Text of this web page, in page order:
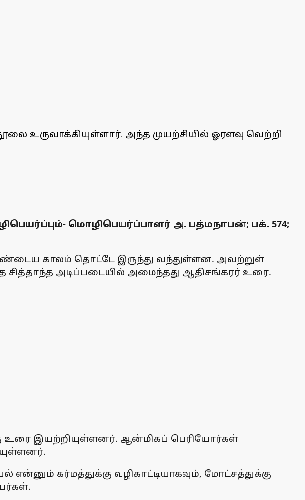
அந்த முயற்சியில் ஓரளவு வெற்றி
மொழிபெயர்ப்பாளர் அ. பத்மநாபன்; பக். 574;
காலம் தொட்டே இருந்து வந்துள்ளன. அவற்றுள்
அடிப்படையில் அமைந்தது ஆதிசங்கரர் உரை.
உரை இயற்றியுள்ளனர். ஆன்மிகப் பெரியோர்கள்
கர்மத்துக்கு வழிகாட்டியாகவும், மோட்சத்துக்கு